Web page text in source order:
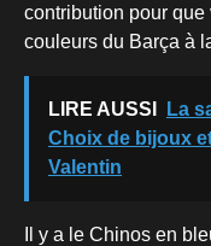
contribution pour
couleurs du Barça à
LIRE AUSSI
La
Choix de bijoux
Valentin
Il y a le Chinos en